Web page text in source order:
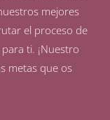
mejores
el proceso de
ti. ¡Nuestro
metas que os